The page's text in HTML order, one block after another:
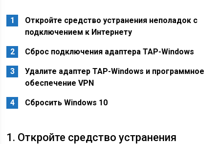
Откройте средство устранения неполадок с
подключением к Интернету
Сброс подключения адаптера TAP-Windows
Удалите адаптер TAP-Windows и программное
обеспечение VPN
Сбросить Windows 10
1. Откройте средство устранения